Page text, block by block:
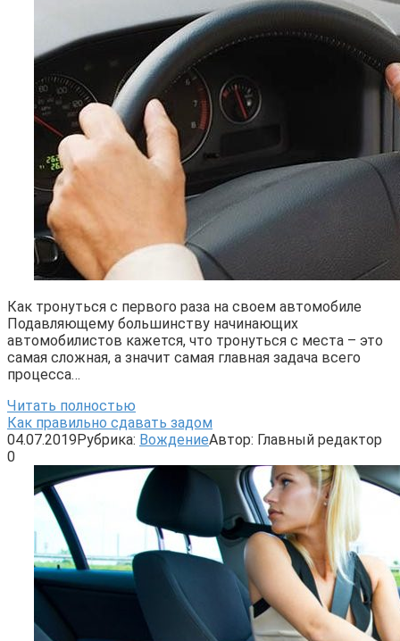
Как тронуться с первого раза на своем автомобиле
Подавляющему большинству начинающих
автомобилистов кажется, что тронуться с места – это
самая сложная, а значит самая главная задача всего
процесса…
Читать полностью
Как правильно сдавать задом
04.07.2019Рубрика: ВождениеАвтор: Главный редактор
0